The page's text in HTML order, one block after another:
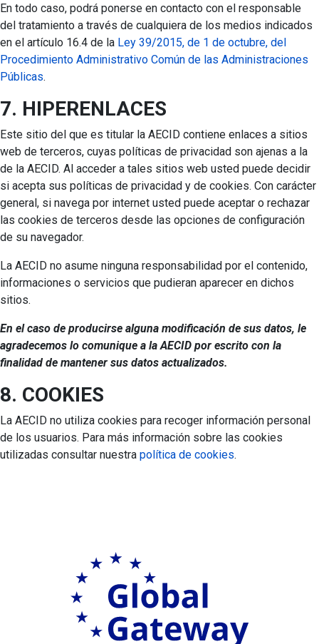
En todo caso, podrá ponerse en contacto con el responsable
del tratamiento a través de cualquiera de los medios indicados
en el artículo 16.4 de la Ley 39/2015, de 1 de octubre, del
Procedimiento Administrativo Común de las Administraciones
Públicas.
7. HIPERENLACES
Este sitio del que es titular la AECID contiene enlaces a sitios
web de terceros, cuyas políticas de privacidad son ajenas a la
de la AECID. Al acceder a tales sitios web usted puede decidir
si acepta sus políticas de privacidad y de cookies. Con carácter
general, si navega por internet usted puede aceptar o rechazar
las cookies de terceros desde las opciones de configuración
de su navegador.
La AECID no asume ninguna responsabilidad por el contenido,
informaciones o servicios que pudieran aparecer en dichos
sitios.
En el caso de producirse alguna modificación de sus datos, le
agradecemos lo comunique a la AECID por escrito con la
finalidad de mantener sus datos actualizados.
8. COOKIES
La AECID no utiliza cookies para recoger información personal
de los usuarios. Para más información sobre las cookies
utilizadas consultar nuestra política de cookies.